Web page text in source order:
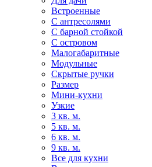
Встроенные
С антресолями
С барной стойкой
С островом
Малогабаритные
Модульные
Скрытые ручки
Размер
Мини-кухни
Узкие
3 кв. м.
5 кв. м.
6 кв. м.
9 кв. м.
Все для кухни